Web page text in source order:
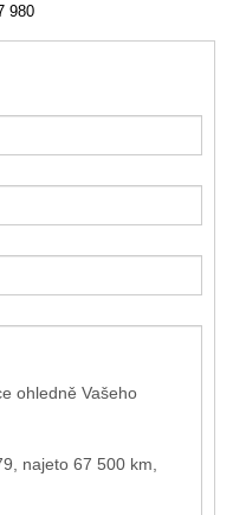
980